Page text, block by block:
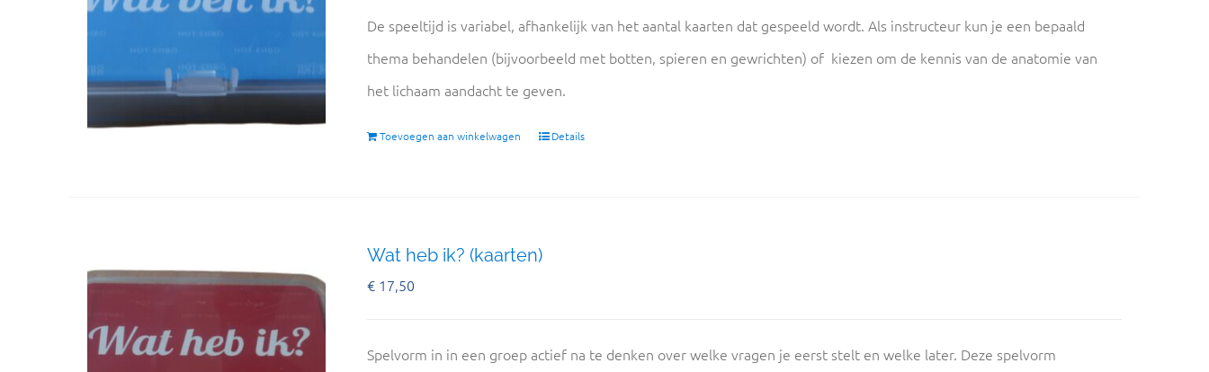
De speeltijd is variabel, afhankelijk van het aantal kaarten dat gespeeld wordt. Als instructeur kun je een bepaald
thema behandelen (bijvoorbeeld met botten, spieren en gewrichten) of kiezen om de kennis van de anatomie van
het lichaam aandacht te geven.
Toevoegen aan winkelwagen Details
Wat heb ik? (kaarten)
€17,50
Spelvorm in in een groep actief na te denken over welke vragen je eerst stelt en welke later. Deze spelvorm